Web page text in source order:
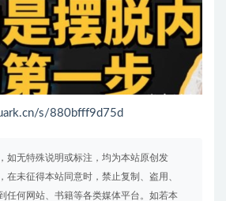
s/880bfff9d75d
如无特殊说明或标注，均为本站原创发
在未征得本站同意时，禁止复制、盗用、
任何网站、书籍等各类媒体平台。如若本